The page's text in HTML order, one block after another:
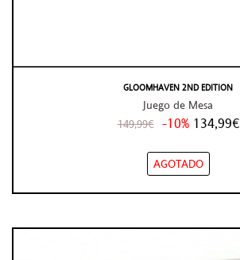
GLOOMHAVEN 2ND EDITION
Juego de Mesa
149,99€ -10% 134,99€
AGOTADO